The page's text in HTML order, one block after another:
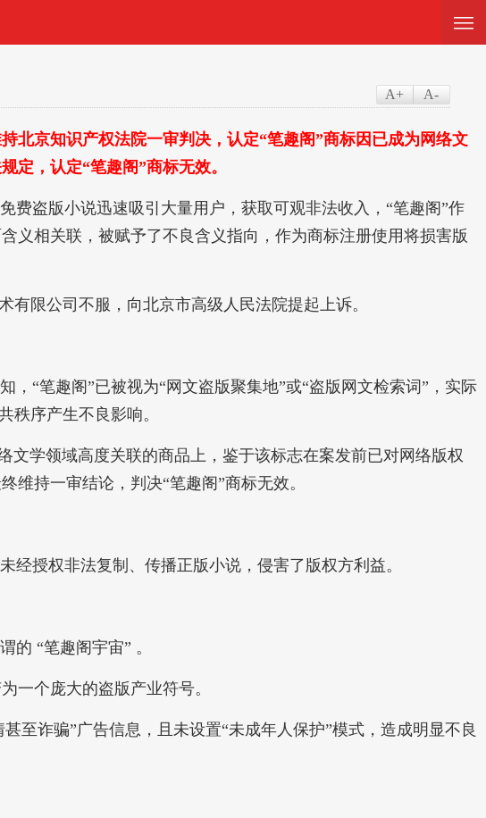
—
—
—
A+ A-
京知识产权法院一审判决，认定“笔趣阁”商标因已成为网络文
定，认定“笔趣阁”商标无效。
盗版小说迅速吸引大量用户，获取可观非法收入，“笔趣阁”作
义相关联，被赋予了不良含义指向，作为商标注册使用将损害版
限公司不服，向北京市高级人民法院提起上诉。
“笔趣阁”已被视为“网文盗版聚集地”或“盗版网文检索词”，实际
秩序产生不良影响。
学领域高度关联的商品上，鉴于该标志在案发前已对网络版权
持一审结论，判决“笔趣阁”商标无效。
授权非法复制、传播正版小说，侵害了版权方利益。
“笔趣阁宇宙” 。
一个庞大的盗版产业符号。
诈骗”广告信息，且未设置“未成年人保护”模式，造成明显不良